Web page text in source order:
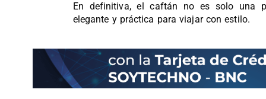
En definitiva, el caftán no es solo una
elegante y práctica para viajar con estilo.